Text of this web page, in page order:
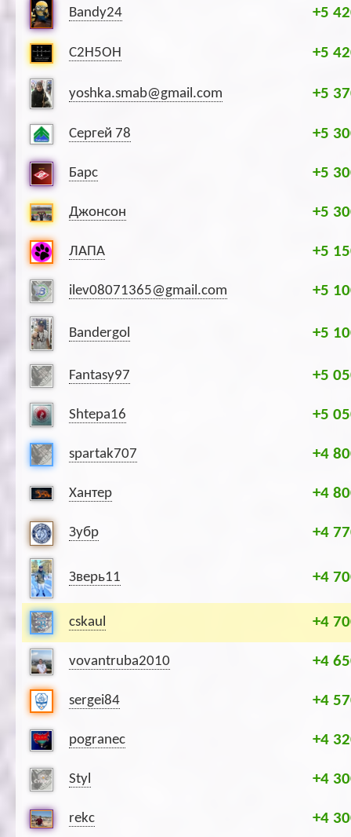
Bandy24 +5
C2H5OH +5
yoshka.smab@gmail.com +5
Сергей 78 +5
Барс +5
Джонсон +5
ЛАПА +5
ilev08071365@gmail.com +5
Bandergol +5
Fantasy97 +5
Shtepa16 +5
spartak707 +4
Хантер +4
Зубр +4
Зверь11 +4
cskaul +4
vovantruba2010 +4
sergei84 +4
pogranec +4
Styl +4
rekc +4